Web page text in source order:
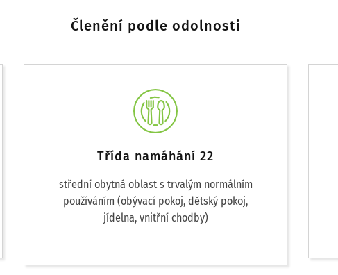
Členění podle odolnosti
Třída namáhání 22
střední obytná oblast s trvalým normálním
používáním (obývací pokoj, dětský pokoj,
jídelna, vnitřní chodby)